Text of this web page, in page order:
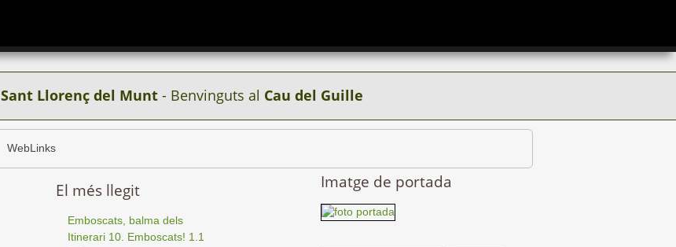
Sant Llorenç del Munt- Benvinguts al Cau del Guille
WebLinks
Imatge de portada
El més llegit
Emboscats, balma dels
Itinerari 10. Emboscats! 1.1